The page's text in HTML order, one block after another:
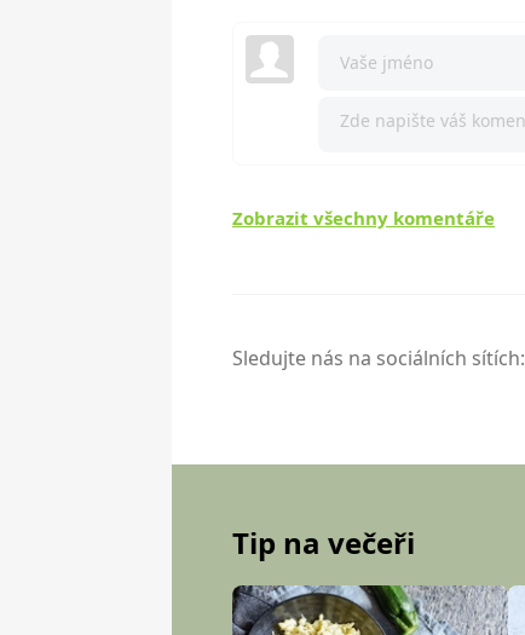
Zobrazit všechny komentáře
Sledujte nás na sociálních sítích:
Tip na večeři